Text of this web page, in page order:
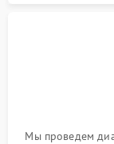
Мы проведем